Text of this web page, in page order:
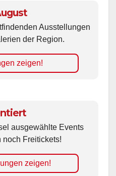
Ausstellungen
der Region.
zeigen!
ausgewählte Events
noch Freitickets!
zeigen!